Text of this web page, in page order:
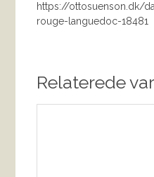
https://ottosuenson.dk/
rouge-languedoc-18481
Relaterede